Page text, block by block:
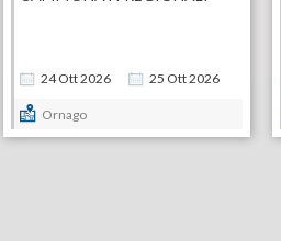
24Ott2026 25 Ott2026
Ornago